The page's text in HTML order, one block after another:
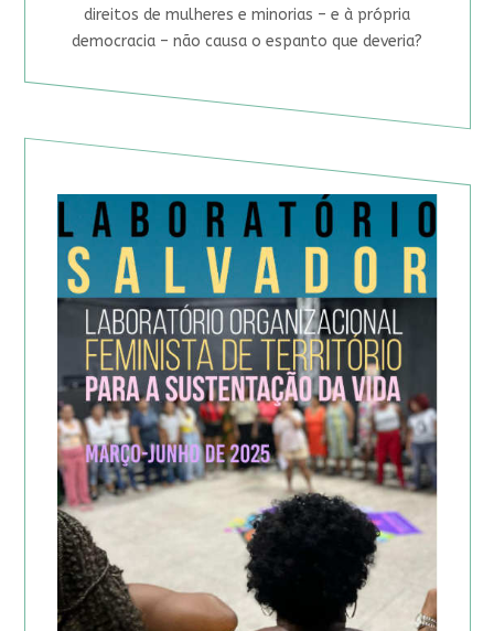
direitos de mulheres e minorias – e à própria
democracia – não causa o espanto que deveria?